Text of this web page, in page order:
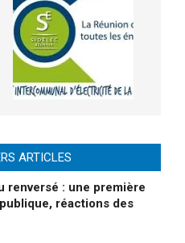
ARTICLES
renversé : une première
réactions des